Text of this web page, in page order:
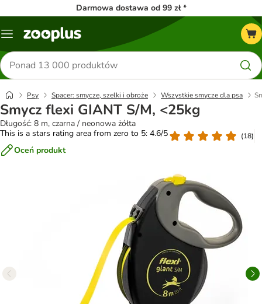
Darmowa dostawa od 99 zł *
Menu
Szukaj
produktów
Psy Spacer: smycze, szelki i obroże Wszystkie smycze dla psa
Smycz flexi GIANT S/M, <25kg
Długość: 8 m, czarna / neonowa żółta
This is a stars rating area from zero to 5: 4.6/5
(18)
Oceń produkt